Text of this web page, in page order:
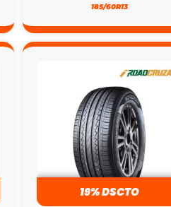
185/60R13
19% DSCTO